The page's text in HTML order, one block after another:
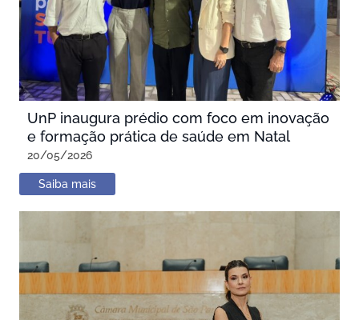
UnP inaugura prédio com foco em inovação
e formação prática de saúde em Natal
20/05/2026
Saiba mais